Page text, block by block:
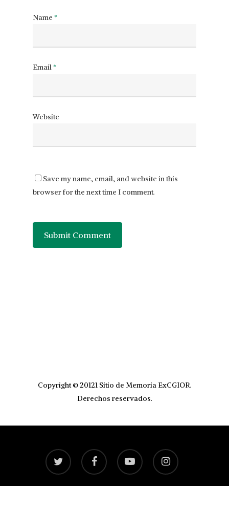
Name *
Email *
Website
Save my name, email, and website in this
browser for the next time I comment.
Copyright © 20121 Sitio de Memoria ExCGIOR.
Derechos reservados.
twitter facebook youtube instagram